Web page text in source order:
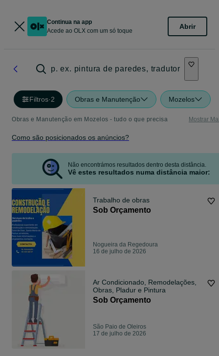
Continua na app
Acede ao OLX com um só toque
Abrir
p. ex. pintura de paredes, tradutor
Filtros·2 Obras e Manutenção Mozelos
Obras e Manutenção em Mozelos - tudo o que precisa Mostrar
Como são posicionados os anúncios?
Não encontrámos resultados dentro desta distância.
Vê estes resultados numa distância maior:
Trabalho de obras
Sob Orçamento
Nogueira da Regedoura
16 de julho de 2026
Ar Condicionado, Remodelações,
Obras, Pladur e Pintura
Sob Orçamento
São Paio de Oleiros
17 de julho de 2026